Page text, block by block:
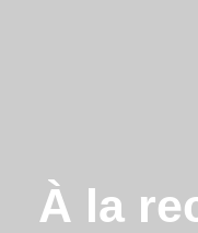
À la